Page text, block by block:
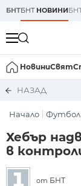
БНТБНТ НОВИНИ
НовиниСвят
НАЗАД
Начало Футбол
Хебър
в
от БНТ